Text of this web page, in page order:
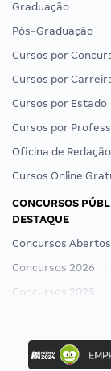
Graduação
Pós-Graduação
Cursos por
Cursos por
Cursos por Estado
Cursos por
Oficina de Redação
Cursos Online
CONCURSOS
DESTAQUE
Concursos Abertos
Concursos 2026
Concursos 2025
Concurso Ibama
Concurso MPU